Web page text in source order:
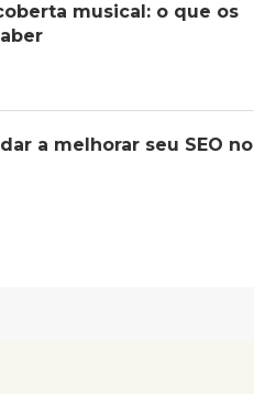
musical: o que os
a melhorar seu SEO no